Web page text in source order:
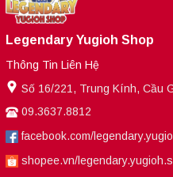
Legendary Yugioh Shop
Thông Tin Liên Hệ
Số 16/221, Trung Kính, Cầu
09.3637.8812
facebook.com/
shopee.vn/